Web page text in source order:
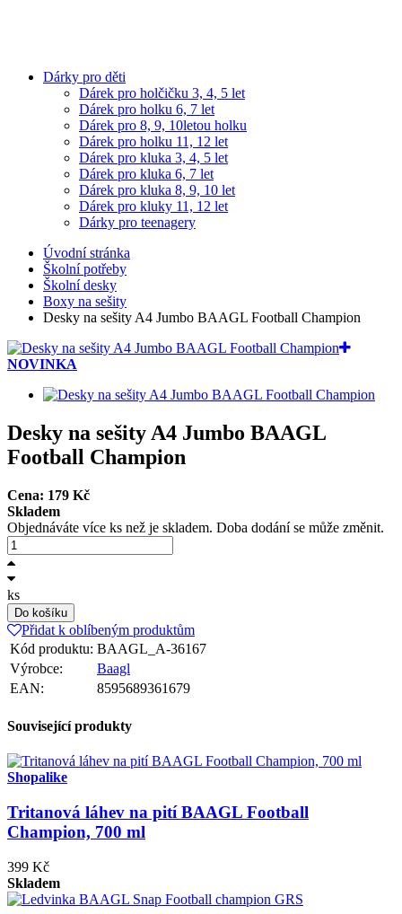
Dárky pro děti
Dárek pro holčičku 3, 4, 5 let
Dárek pro holku 6, 7 let
Dárek pro 8, 9, 10letou holku
Dárek pro holku 11, 12 let
Dárek pro kluka 3, 4, 5 let
Dárek pro kluka 6, 7 let
Dárek pro kluka 8, 9, 10 let
Dárek pro kluky 11, 12 let
Dárky pro teenagery
Úvodní stránka
Školní potřeby
Školní desky
Boxy na sešity
Desky na sešity A4 Jumbo BAAGL Football Champion
NOVINKA
Desky na sešity A4 Jumbo BAAGL
Football Champion
Cena: 179 Kč
Skladem
Objednáváte více ks než je skladem. Doba dodání se může změnit.
ks
Do košíku
Přidat k oblíbeným produktům
Kód produktu: BAAGL_A-36167
Výrobce:
Baagl
EAN:
8595689361679
Související produkty
Shopalike
Tritanová láhev na pití BAAGL Football
Champion, 700 ml
399 Kč
Skladem